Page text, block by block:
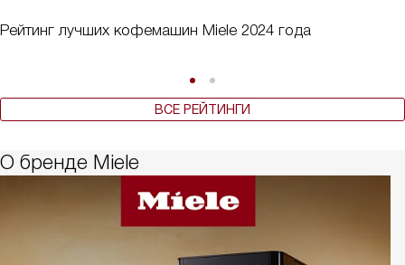
Рейтинг лучших кофемашин Miele 2024 года
ВСЕ РЕЙТИНГИ
О бренде Miele